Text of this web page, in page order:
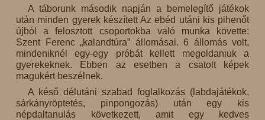
A táborunk második napján a bemelegítő játékok
után minden gyerek készített Az ebéd utáni kis pihenőt
újból a felosztott csoportokba való munka követte:
Szent Ferenc „kalandtúra” állomásai. 6 állomás volt,
mindeniknél egy-egy próbát kellett megoldaniuk a
gyerekeknek. Ebben az esetben a csatolt képek
magukért beszélnek.
A késő délutáni szabad foglalkozás (labdajátékok,
sárkányröptetés, pinpongozás) után egy kis
népdaltanulás következett, amit egy kedves